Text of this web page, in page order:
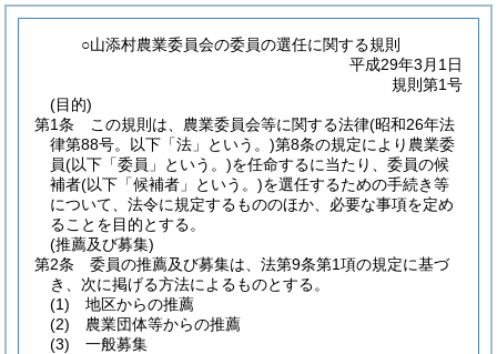
○山添村農業委員会の委員の選任に関する規則
平成29年3月1日
規則第1号
(目的)
第1条
この規則は、農業委員会等に関する法律(昭和26年法
律第88号。以下「法」という。)第8条の規定により農業委
員(以下「委員」という。)を任命するに当たり、委員の候
補者(以下「候補者」という。)を選任するための手続き等
について、法令に規定するもののほか、必要な事項を定め
ることを目的とする。
(推薦及び募集)
第2条
委員の推薦及び募集は、法第9条第1項の規定に基づ
き、次に掲げる方法によるものとする。
(1)
地区からの推薦
(2)
農業団体等からの推薦
(3)
一般募集